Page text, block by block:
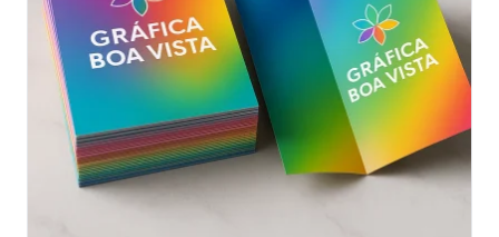
podem
ser
escolhidas
página
produto